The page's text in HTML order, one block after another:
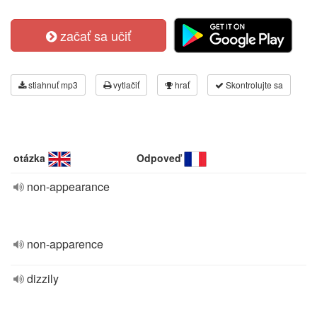
začať sa učiť
stiahnuť mp3 vytlačiť hrať Skontrolujte sa
otázka Odpoveď
non-appearance
non-apparence
dizzily